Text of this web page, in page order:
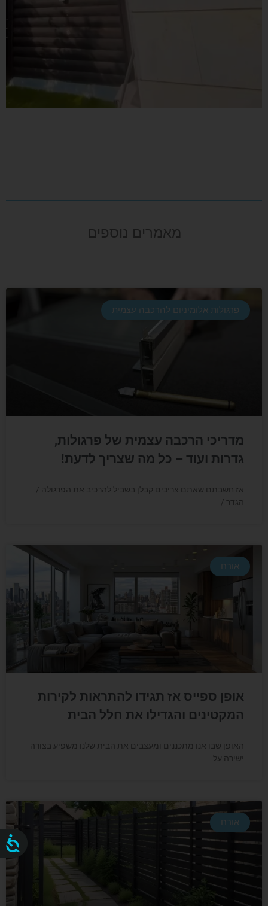
מאמרים נוספים
פרגולות אלומיניום להרכבה עצמית
מדריכי הרכבה עצמית של פרגולות,
גדרות ועוד – כל מה שצריך לדעת!
אז חשבתם שאתם צריכים קבלן בשביל להרכיב את הפרגולה /
הגדר /
אורח
אופן ספייס אז תגידו להתראות לקירות
המקטינים והגדילו את חלל הבית
האופן שבו אנו מתכננים ומעצבים את הבית שלנו משפיע בצורה
ישירה על
אורח